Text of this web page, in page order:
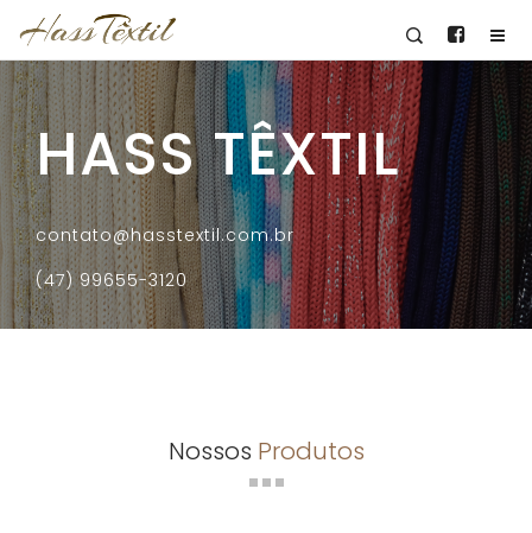
HASS TÊXTIL
contato@hasstextil.com.br
(47) 99655-3120
Nossos Produtos